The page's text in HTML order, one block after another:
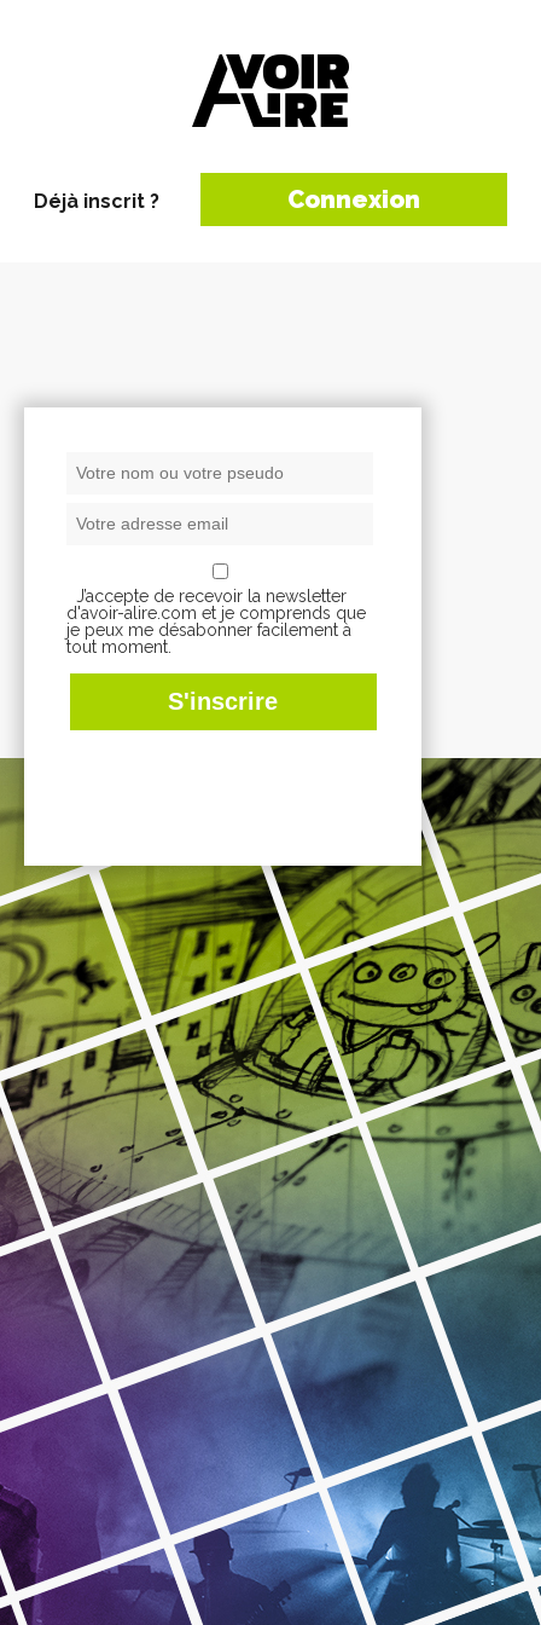
Déjà inscrit ? Connexion
J’accepte de recevoir la newsletter
d'avoir-alire.com et je comprends que
je peux me désabonner facilement à
tout moment.